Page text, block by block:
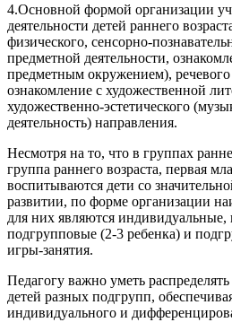
4.Основной формой организации
деятельности детей раннего
физического, сенсорно-
предметной деятельности,
предметным окружением), речевого
ознакомление с художественной
художественно-эстетического
деятельность) направления.
Несмотря на то, что в группах
группа раннего возраста, первая
воспитываются дети со
развитии, по форме организации
для них являются
подгрупповые (2-3 ребенка) и
игры-занятия.
Педагогу важно уметь
детей разных подгрупп,
индивидуального и